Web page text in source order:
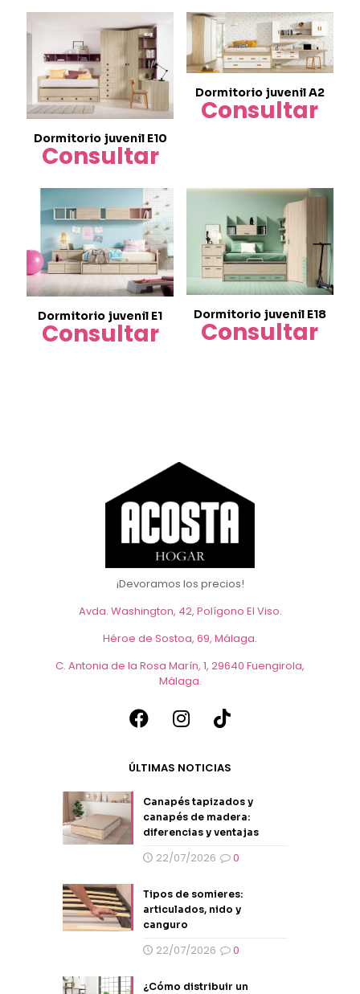
Dormitorio juvenil E10
Consultar
Dormitorio juvenil A2
Consultar
Dormitorio juvenil E1
Consultar
Dormitorio juvenil E18
Consultar
¡Devoramos los precios!
Avda. Washington, 42, Polígono El Viso.
Héroe de Sostoa, 69, Málaga.
C. Antonia de la Rosa Marín, 1, 29640 Fuengirola,
Málaga.
ÚLTIMAS NOTICIAS
Canapés tapizados y
canapés de madera:
diferencias y ventajas
22/07/2026 0
Tipos de somieres:
articulados, nido y
canguro
22/07/2026 0
¿Cómo distribuir un